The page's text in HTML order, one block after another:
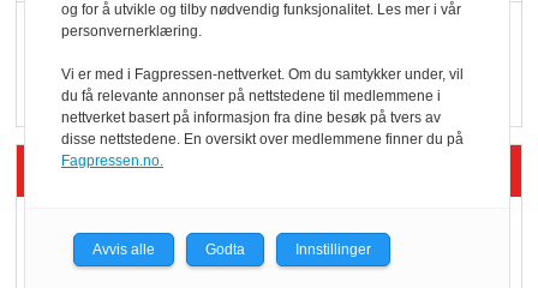
Vokser med ferdigmat
i dagligvare
Siste artikler - Butikk i praksis
Rema-flaggskip
dundrer videre
og for å utvikle og tilby nødvendig funksjonalitet. Les mer i vår
personvernerklæring.
Vi er med i Fagpressen-nettverket. Om du samtykker under, vil
du få relevante annonser på nettstedene til medlemmene i
nettverket basert på informasjon fra dine besøk på tvers av
disse nettstedene. En oversikt over medlemmene finner du på
Fagpressen.no.
Avvis alle Godta Innstillinger